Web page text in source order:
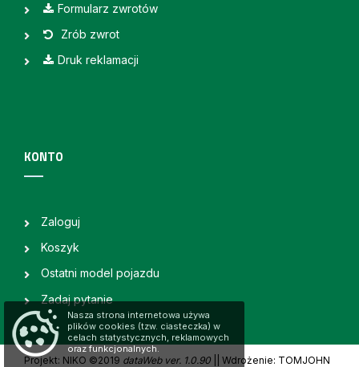
Formularz zwrotów
Zrób zwrot
Druk reklamacji
KONTO
Zaloguj
Koszyk
Ostatni model pojazdu
Zadaj pytanie
Projekt: NIKO ©2019 dataWeb ver. 1.0.90 | Wdrożenie: TOMJOHN
Nasza strona internetowa używa
plików cookies (tzw. ciasteczka) w
celach statystycznych, reklamowych
oraz funkcjonalnych.